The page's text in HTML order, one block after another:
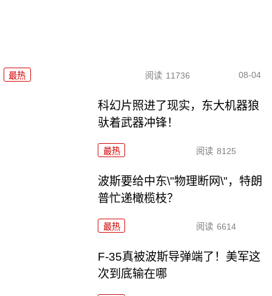
最热 阅读 11736 08-04
科幻片照进了现实，东大机器狼
驮着武器冲锋！
最热 阅读 8125
波斯要给中东\"物理断网\"，特朗
普忙递橄榄枝？
最热 阅读 6614
F-35真被波斯导弹端了！美军这
次到底输在哪